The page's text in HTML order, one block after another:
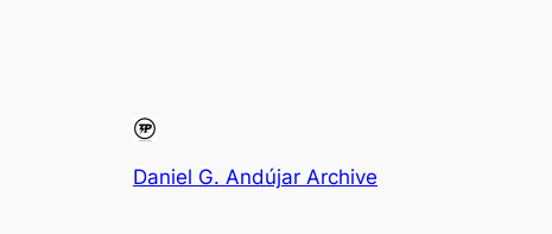
Daniel G. Andújar Archive